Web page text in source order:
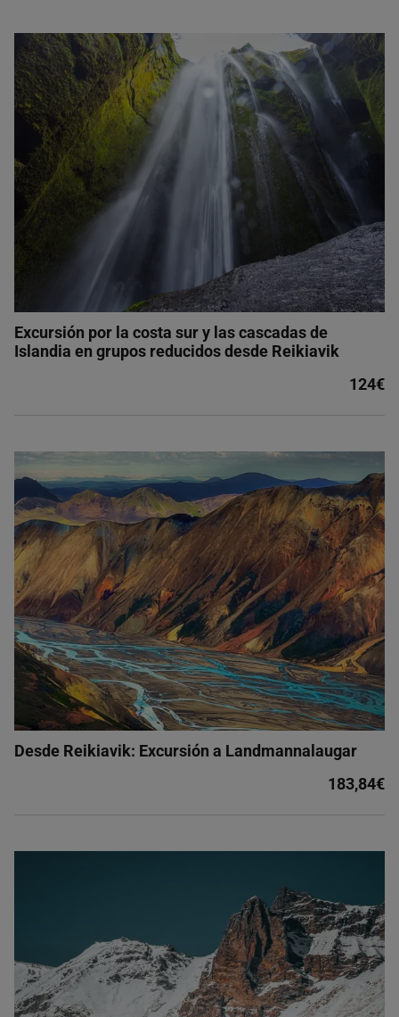
Excursión por la costa sur y las cascadas de
Islandia en grupos reducidos desde Reikiavik
124€
Desde Reikiavik: Excursión a Landmannalaugar
183,84€